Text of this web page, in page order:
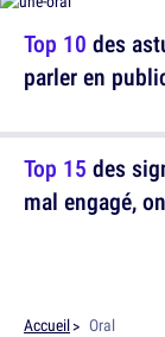
Top 10 des
parler en
Top 15 des
mal engagé,
Accueil Oral